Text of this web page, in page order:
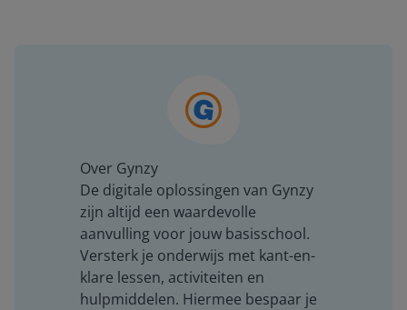
Over Gynzy
De digitale oplossingen van Gynzy
zijn altijd een waardevolle
aanvulling voor jouw basisschool.
Versterk je onderwijs met kant-en-
klare lessen, activiteiten en
hulpmiddelen. Hiermee bespaar je